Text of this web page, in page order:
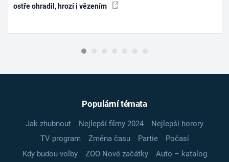
ostře ohradil, hrozí i vězením
Populární témata
Jak zhubnout Nejlepší filmy 2024
Nejlepší horory
TV program
Změna času Partie
Počasí
Kdy budou volby
ZOO Nové začátky
Auto – katalog